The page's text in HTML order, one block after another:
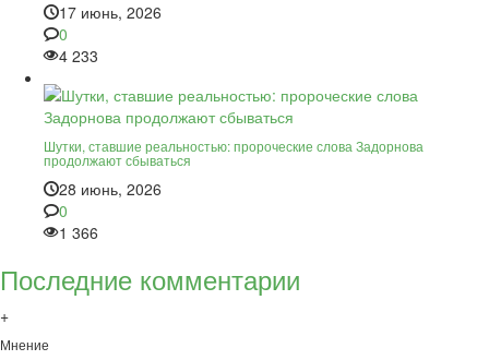
17 июнь, 2026
0
4 233
Шутки, ставшие реальностью: пророческие слова Задорнова
продолжают сбываться
28 июнь, 2026
0
1 366
Последние комментарии
+
Мнение